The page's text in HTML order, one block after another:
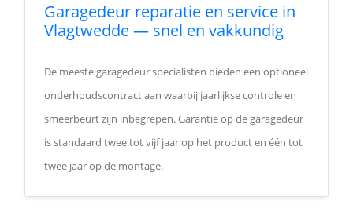
Garagedeur reparatie en service in
Vlagtwedde — snel en vakkundig
De meeste garagedeur specialisten bieden een optioneel
onderhoudscontract aan waarbij jaarlijkse controle en
smeerbeurt zijn inbegrepen. Garantie op de garagedeur
is standaard twee tot vijf jaar op het product en één tot
twee jaar op de montage.